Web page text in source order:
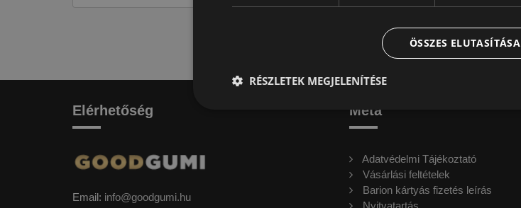
Elérhetőség
Email: info@goodgumi.hu
Meta
Adatvédelmi Tájékoztató
Vásárlási feltételek
Barion kártyás fizetés leírás
Nyitvatartás
ÖSSZES ELUTASÍTÁSA
RÉSZLETEK MEGJELENÍTÉSE